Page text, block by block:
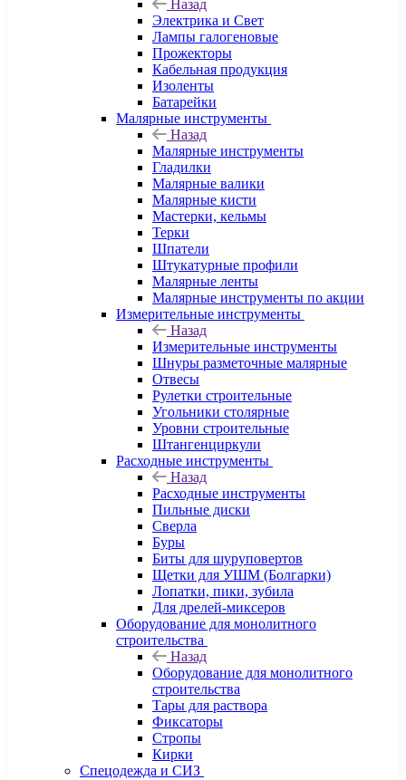
Назад
Электрика и Свет
Лампы галогеновые
Прожекторы
Кабельная продукция
Изоленты
Батарейки
Малярные инструменты
Назад
Малярные инструменты
Гладилки
Малярные валики
Малярные кисти
Мастерки, кельмы
Терки
Шпатели
Штукатурные профили
Малярные ленты
Малярные инструменты по акции
Измерительные инструменты
Назад
Измерительные инструменты
Шнуры разметочные малярные
Отвесы
Рулетки строительные
Угольники столярные
Уровни строительные
Штангенциркули
Расходные инструменты
Назад
Расходные инструменты
Пильные диски
Сверла
Буры
Биты для шуруповертов
Щетки для УШМ (Болгарки)
Лопатки, пики, зубила
Для дрелей-миксеров
Оборудование для монолитного
строительства
Назад
Оборудование для монолитного
строительства
Тары для раствора
Фиксаторы
Стропы
Кирки
Спецодежда и СИЗ